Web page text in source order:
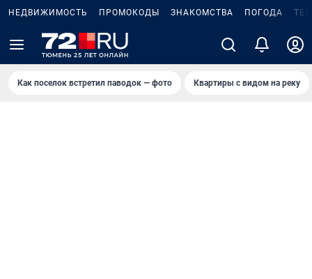
НЕДВИЖИМОСТЬ ПРОМОКОДЫ ЗНАКОМСТВА ПОГОДА
Как поселок встретил паводок — фото Квартиры с видом на реку